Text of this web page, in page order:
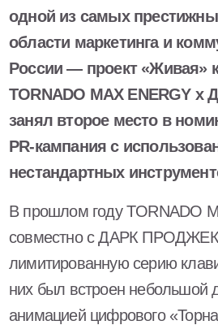
одной из самых
области маркетинга и
России — проект «Живая»
TORNADO MAX ENERGY
занял второе место в
PR-кампания с
нестандартных
В прошлом году TORNADO
совместно с ДАРК
лимитированную серию
них был встроен небольшой
анимацией цифрового